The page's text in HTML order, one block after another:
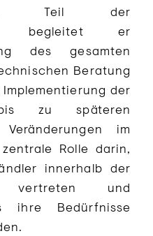
Teil der
begleitet er
des gesamten
Beratung
der
bis zu späteren
im
Rolle darin,
innerhalb der
vertreten und
ihre Bedürfnisse